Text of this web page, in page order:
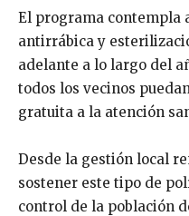
El programa contempla
antirrábica y
adelante a lo largo del
todos los vecinos
gratuita a la atención
Desde la gestión local
sostener este tipo de
control de la población